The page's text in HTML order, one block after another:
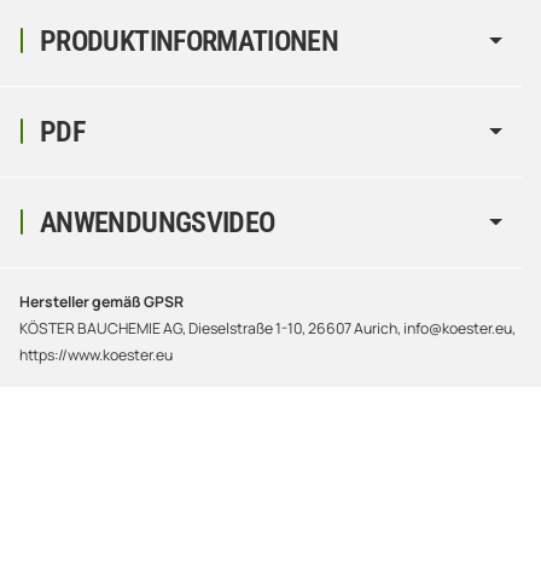
PRODUKTINFORMATIONEN
PDF
ANWENDUNGSVIDEO
Hersteller gemäß GPSR
KÖSTER BAUCHEMIE AG, Dieselstraße 1-10, 26607 Aurich, info@koester.eu,
https://www.koester.eu